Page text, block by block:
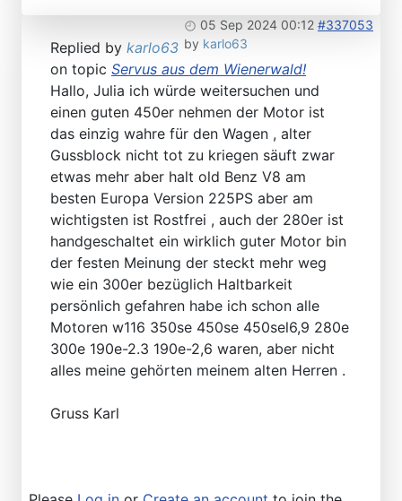
05 Sep 2024 00:12 #337053
by karlo63
Replied by karlo63
on topic Servus aus dem Wienerwald!
Hallo, Julia ich würde weitersuchen und
einen guten 450er nehmen der Motor ist
das einzig wahre für den Wagen , alter
Gussblock nicht tot zu kriegen säuft zwar
etwas mehr aber halt old Benz V8 am
besten Europa Version 225PS aber am
wichtigsten ist Rostfrei , auch der 280er ist
handgeschaltet ein wirklich guter Motor bin
der festen Meinung der steckt mehr weg
wie ein 300er bezüglich Haltbarkeit
persönlich gefahren habe ich schon alle
Motoren w116 350se 450se 450sel6,9 280e
300e 190e-2.3 190e-2,6 waren, aber nicht
alles meine gehörten meinem alten Herren .
Gruss Karl